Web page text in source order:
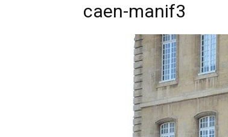
caen-manif3